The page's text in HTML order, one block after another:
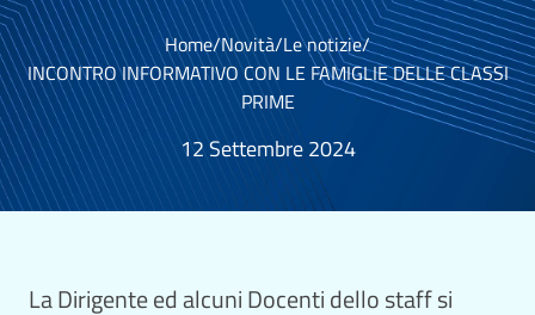
Home/Novità/Le notizie/
INCONTRO INFORMATIVO CON LE FAMIGLIE DELLE CLASSI
PRIME
12 Settembre 2024
La Dirigente ed alcuni Docenti dello staff si